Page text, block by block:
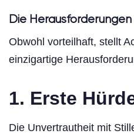
Die
Obwohl vorteilhaft, stellt
einzigartige
1. Erste
Die Unvertrautheit mit